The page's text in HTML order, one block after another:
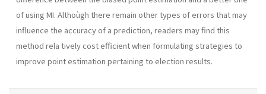
of using MI. Althoùgh there remain other types of errors that may
influence the accuracy of a prediction, readers may find this
method rela tively cost efficient when formulating strategies to
improve point estimation pertaining to election results.